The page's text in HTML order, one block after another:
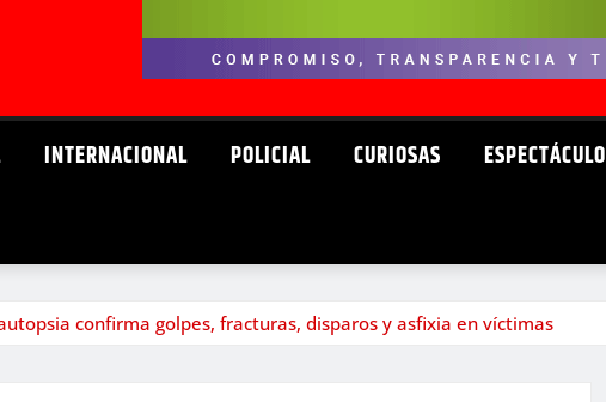
INTERNACIONAL POLICIAL CURIOSAS ESPECTÁCULO
confirma golpes, fracturas, disparos y asfixia en víctimas